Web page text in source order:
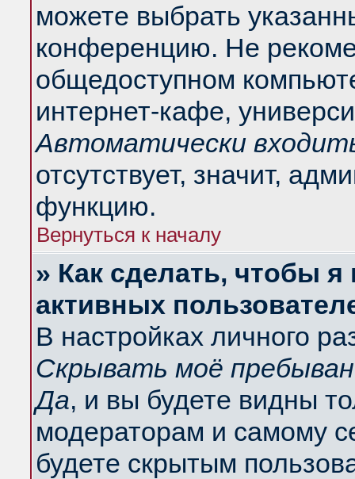
можете выбрать
конференцию. Не
общедоступном
интернет-кафе,
Автоматически
отсутствует, значит,
функцию.
Вернуться к началу
» Как сделать, чтобы
активных
В настройках личного
Скрывать моё
Да, и вы будете видны
модераторам и самому
будете скрытым